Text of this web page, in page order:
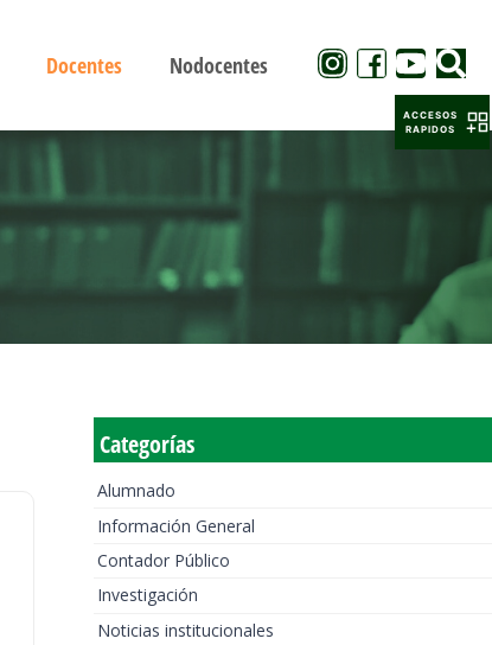
Docentes Nodocentes
Categorías
Alumnado
Información General
Contador Público
Investigación
Noticias institucionales
ACCESOS
RAPIDOS